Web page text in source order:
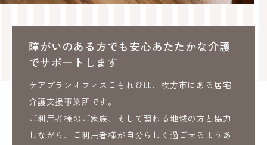
障がいのある方でも安心あたたかな介護
でサポートします
ケアプランオフィスこもれびは、枚方市にある居宅
介護支援事業所です。
ご利用者様のご家族、そして関わる地域の方と協力
しながら、ご利用者様が自分らしく過ごせるようあ